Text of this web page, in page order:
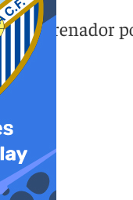
El entrenador
go'